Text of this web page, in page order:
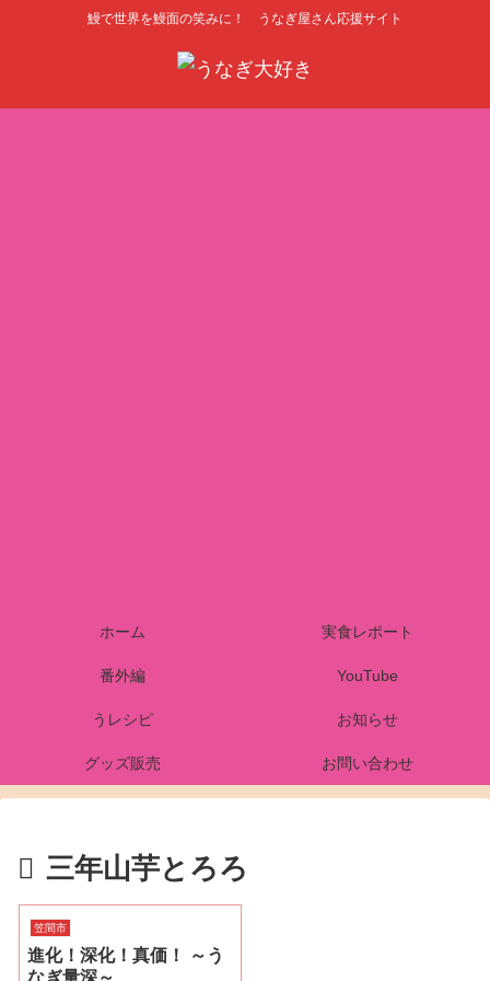
鰻で世界を鰻面の笑みに！ うなぎ屋さん応援サイト
ホーム 実食レポート
番外編 YouTube
うレシピ お知らせ
グッズ販売 お問い合わせ
三年山芋とろろ
笠間市
進化！深化！真価！ ～う
なぎ量深～